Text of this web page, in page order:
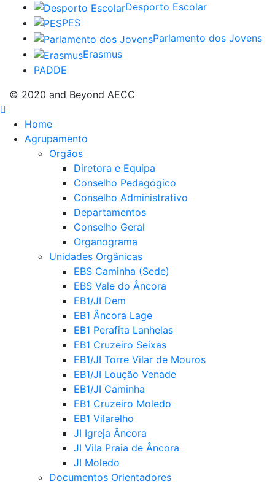
Desporto Escolar
PES
Parlamento dos Jovens
Erasmus
PADDE
© 2020 and Beyond AECC
Home
Agrupamento
Orgãos
Diretora e Equipa
Conselho Pedagógico
Conselho Administrativo
Departamentos
Conselho Geral
Organograma
Unidades Orgânicas
EBS Caminha (Sede)
EBS Vale do Âncora
EB1/JI Dem
EB1 Âncora Lage
EB1 Perafita Lanhelas
EB1 Cruzeiro Seixas
EB1/JI Torre Vilar de Mouros
EB1/JI Loução Venade
EB1/JI Caminha
EB1 Cruzeiro Moledo
EB1 Vilarelho
JI Igreja Âncora
JI Vila Praia de Âncora
JI Moledo
Documentos Orientadores